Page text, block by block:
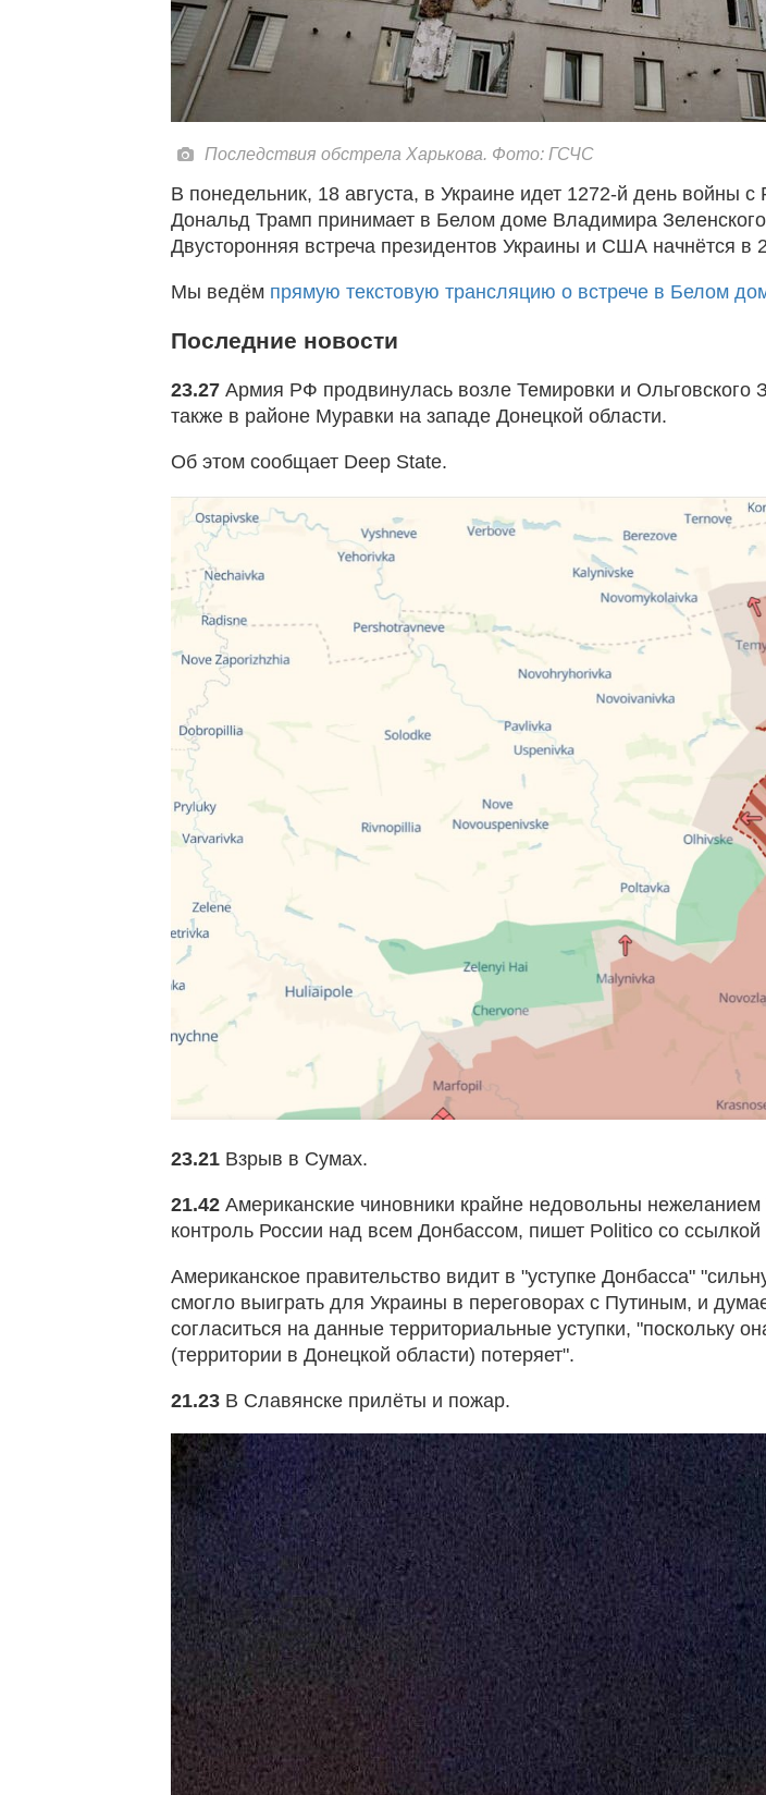
Последствия обстрела Харькова. Фото: ГСЧС
В понедельник, 18 августа, в Украине идет 1272-й день войны с
Дональд Трамп принимает в Белом доме Владимира
Двусторонняя встреча президентов Украины и США начнётся в
Мы ведём прямую текстовую трансляцию о встрече в Белом
Последние новости
23.27Армия РФ продвинулась возле Темировки и Ольговского
также в районе Муравки на западе Донецкой области.
Об этом сообщает Deep State.
23.21 Взрыв в Сумах.
21.42Американские чиновники крайне недовольны нежеланием
контроль России над всем Донбассом, пишет Politico со ссылкой
Американское правительство видит в "уступке Донбасса"
смогло выиграть для Украины в переговорах с Путиным, и
согласиться на данные территориальные уступки, "поскольку
(территории в Донецкой области) потеряет".
21.23 В Славянске прилёты и пожар.